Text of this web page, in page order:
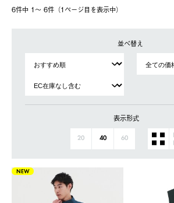
6件中 1〜 6件（1ページ⽬を表⽰中）
並べ替え
表示形式
20 40 60
NEW